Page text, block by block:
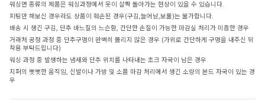
워싱면 종류의 제품은 워싱과정에서 옷이 살짝 돌아가는 현상이 있을 수 있습니다.
피팅만 해보신 경우라도 상품이 훼손된 경우(구김,늘어남,보풀)는 불가합니다.
배송 시 생긴 구김, 단추 바느질의 느슨함, 간단한 손질이 가능한 마감실 처리가 미흡한 경우
거래처 공정 과정 중 단추구멍이 완벽히 뚫리지 않은 경우 (가위로 간단하게 구멍을 내주신 뒤
착용 부탁드립니다)
워싱 과정 중 발생하는 냄새와 단추 위치를 나타내는 초크 자국이 남은 경우
지퍼의 뻣뻣한 움직임, 신발이나 가방 및 소품 마감 처리에서 생긴 소량의 본드 자국이 있는 경
우